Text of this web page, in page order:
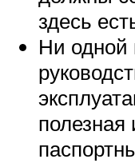
здесь
Ни одной